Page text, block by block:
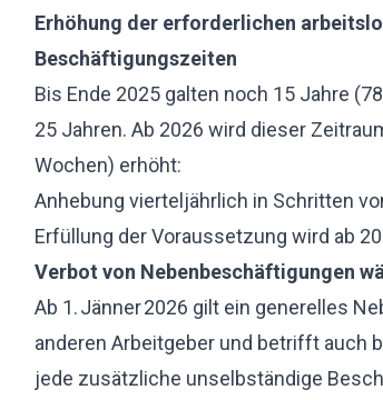
Erhöhung der erforderlichen
Beschäftigungszeiten
Bis Ende 2025 galten noch 15 Jahre
25 Jahren. Ab 2026 wird dieser
Wochen) erhöht:
Anhebung vierteljährlich in Schritten
Erfüllung der Voraussetzung wird ab
Verbot von Nebenbeschäftigungen
Ab 1. Jänner 2026 gilt ein generelles
anderen Arbeitgeber und betrifft auch
jede zusätzliche unselbständige